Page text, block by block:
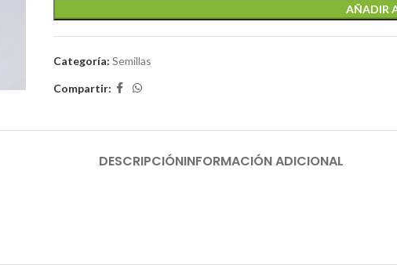
AÑADIR
Categoría: Semillas
Compartir:
DESCRIPCIÓNINFORMACIÓN ADICIONAL